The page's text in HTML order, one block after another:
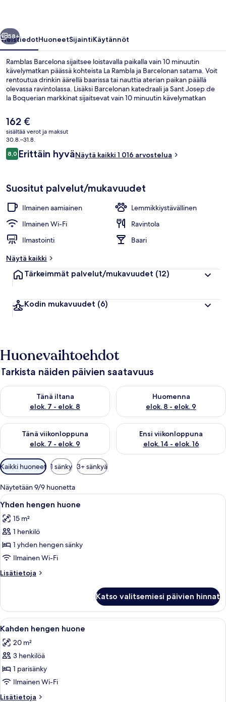
Seuraava
58+
YleistiedotHuoneetSijaintiKäytännöt
Ramblas Barcelona sijaitsee loistavalla paikalla vain 10 minuutin
kävelymatkan päässä kohteista La Rambla ja Barcelonan satama. Voit
rentoutua drinkin äärellä baarissa tai nauttia aterian paikan päällä
olevassa ravintolassa. Lisäksi Barcelonan katedraali ja Sant Josep de
la Boquerian markkinat sijaitsevat vain 10 minuutin kävelymatkan
matkailijat arvostavat. Julkisen liikenteen yhteydet sijaitsevat vain
lyhyen kävelymatkan päässä: Liceun asema sijaitsee 3 minuutin ja
Drassanesin asema 3 minuutin kävelymatkan päässä.
Nykyinen
hinta
on
162 €
162 €
sisältää verot ja maksut
30.8.–31.8.
Arvostelut
8,08,0 kautta 10.
Erittäin hyväNäytä kaikki 1 016 arvostelua
Suositut palvelut/mukavuudet
Ilmainen aamiainen
Lemmikkiystävällinen
Ilmainen Wi-Fi
Ravintola
Ilmastointi
Baari
Näytä kaikki
Tärkeimmät palvelut/mukavuudet (12)
Kodin mukavuudet (6)
Huonevaihtoehdot
Tarkista näiden päivien saatavuus
Tänä iltana
elok. 7 - elok. 8
Tarkista tämän illan saatavuus elok. 7 - elok. 8
Huomenna
elok. 8 - elok. 9
Tarkista huomisen saatavuus
Tänä viikonloppuna
elok. 7 - elok. 9
Tarkista tämän viikonlopun saatavuus elok. 7 - elok. 9
Ensi viikonloppuna
elok. 14 - elok. 16
Tarkista ensi viikonlopun
Huoneille
saatavilla
olevia
suodattimia
Kaikki huoneet 1 sänky 3+ sänkyä
Näytetään 9/9 huonetta
Avaa
kaikki
huonetyypin
Yhden
hengen
huone
kuvat
Hotellihuone, jossa on sänky,
7
Yhden hengen huone
15 m²
1 henkilö
1 yhden hengen sänky
Ilmainen Wi-Fi
Lisätietoja
Lisätietoja
huone
Katso valitsemiesi päivien hinnat
Avaa
kaikki
huonetyypin
Kahden
hengen
huone
kuvat
Hotellihuone, jossa on sänky,
6
Kahden hengen huone
20 m²
3 henkilöä
1 parisänky
Ilmainen Wi-Fi
Lisätietoja
Lisätietoja